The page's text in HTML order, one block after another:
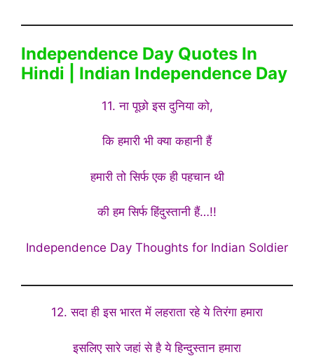
Independence Day Quotes In
Hindi | Indian Independence Day
11. ना पूछो इस दुनिया को,
कि हमारी भी क्या कहानी हैं
हमारी तो सिर्फ एक ही पहचान थी
की हम सिर्फ हिंदुस्तानी हैं…!!
Independence Day Thoughts for Indian Soldier
12. सदा ही इस भारत में लहराता रहे ये तिरंगा हमारा
इसलिए सारे जहां से है ये हिन्दुस्तान हमारा